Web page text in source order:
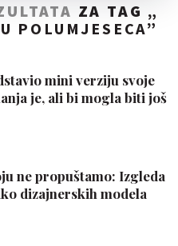
ZA TAG „
POLUMJESECA”
mini verziju svoje
je, ali bi mogla biti još
ne propuštamo: Izgleda
dizajnerskih modela